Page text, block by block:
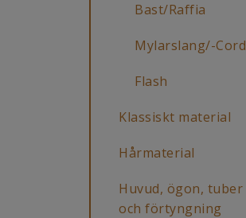
Bast/Raffia
Mylarslang/-Cord
Flash
Klassiskt material
Hårmaterial
Huvud, ögon, tuber
och förtyngning